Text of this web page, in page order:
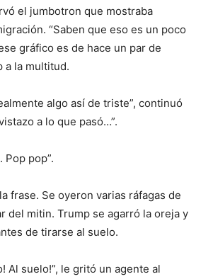
el jumbotron que mostraba
“Saben que eso es un poco
gráfico es de hace un par de
a la multitud.
algo así de triste”, continuó
a lo que pasó…”.
Pop pop”.
frase. Se oyeron varias ráfagas de
del mitin. Trump se agarró la oreja y
de tirarse al suelo.
Al suelo!”, le gritó un agente al